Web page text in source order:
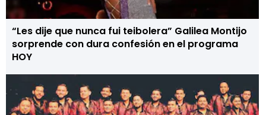
“Les dije que nunca fui teibolera” Galilea Montijo
sorprende con dura confesión en el programa
HOY